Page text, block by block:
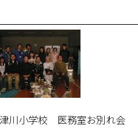
川小学校 医務室お別れ会